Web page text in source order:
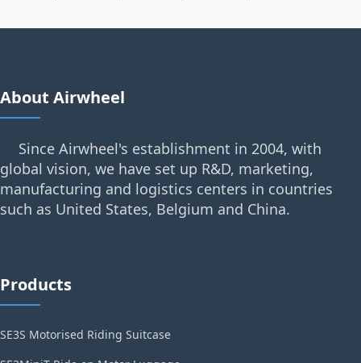
About Airwheel
Since Airwheel's establishment in 2004, with
global vision, we have set up R&D, marketing,
manufacturing and logistics centers in countries
such as United States, Belgium and China.
Products
SE3S Motorised Riding Suitcase